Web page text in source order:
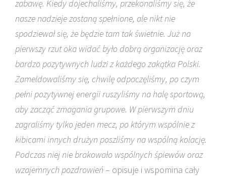
zabawę. Kiedy dojechaliśmy, przekonaliśmy się, że
nasze nadzieje zostaną spełnione, ale nikt nie
spodziewał się, że będzie tam tak świetnie. Już na
pierwszy rzut oka widać było dobrą organizację oraz
bardzo pozytywnych ludzi z każdego zakątka Polski.
Zameldowaliśmy się, chwilę odpoczęliśmy, po czym
pełni pozytywnej energii ruszyliśmy na halę sportową,
aby zacząć zmagania grupowe. W pierwszym dniu
zagraliśmy tylko jeden mecz, po którym wspólnie z
kibicami innych drużyn poszliśmy na wspólną kolację.
Podczas niej nie brakowało wspólnych śpiewów oraz
wzajemnych pozdrowień – opisuje i wspomina cały